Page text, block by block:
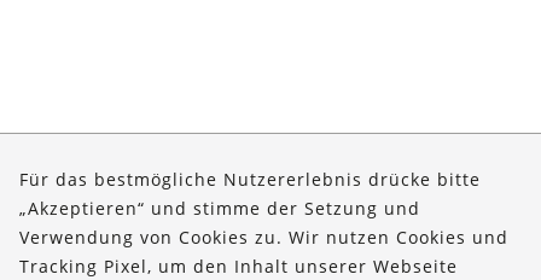
Über uns
Für das bestmögliche Nutzererlebnis drücke bitte
„Akzeptieren“ und stimme der Setzung und
Verwendung von Cookies zu. Wir nutzen Cookies und
Tracking Pixel, um den Inhalt unserer Webseite